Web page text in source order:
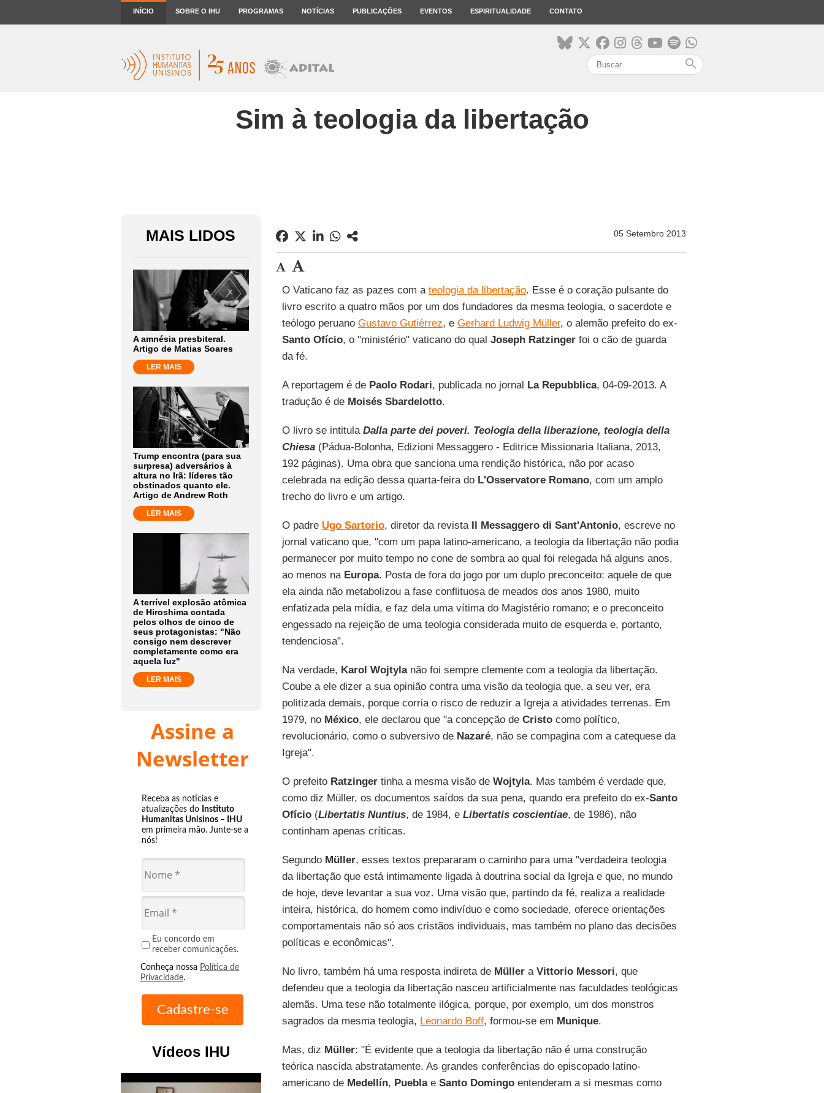
INÍCIO SOBRE O IHU PROGRAMAS NOTÍCIAS PUBLICAÇÕES EVENTOS ESPIRITUALIDADE CONTATO
search
Sim à teologia da libertação
MAIS LIDOS
A amnésia presbiteral.
Artigo de Matias Soares
LER MAIS
Trump encontra (para sua
surpresa) adversários à
altura no Irã: líderes tão
obstinados quanto ele.
Artigo de Andrew Roth
LER MAIS
A terrível explosão atômica
de Hiroshima contada
pelos olhos de cinco de
seus protagonistas: "Não
consigo nem descrever
completamente como era
aquela luz"
LER MAIS
Assine a
Newsletter
Receba as notícias e
atualizações do Instituto
Humanitas Unisinos – IHU
em primeira mão. Junte-se a
nós!
Eu concordo em
receber comunicações.
Conheça nossa Política de
Privacidade.
Vídeos IHU
05 Setembro 2013
O Vaticano faz as pazes com a teologia da libertação. Esse é o coração pulsante do
livro escrito a quatro mãos por um dos fundadores da mesma teologia, o sacerdote e
teólogo peruano Gustavo Gutiérrez, e Gerhard Ludwig Müller, o alemão prefeito do ex-
Santo Ofício, o "ministério" vaticano do qual Joseph Ratzingerfoi o cão de guarda
da fé.
A reportagem é de Paolo Rodari, publicada no jornal La Repubblica, 04-09-2013. A
tradução é de Moisés Sbardelotto.
O livro se intitula Dalla parte dei poveri. Teologia della liberazione, teologia della
Chiesa (Pádua-Bolonha, Edizioni Messaggero - Editrice Missionaria Italiana, 2013,
192 páginas). Uma obra que sanciona uma rendição histórica, não por acaso
celebrada na edição dessa quarta-feira do L'Osservatore Romano, com um amplo
trecho do livro e um artigo.
O padre Ugo Sartorio, diretor da revista Il Messaggero di Sant'Antonio, escreve no
jornal vaticano que, "com um papa latino-americano, a teologia da libertação não podia
permanecer por muito tempo no cone de sombra ao qual foi relegada há alguns anos,
ao menos na Europa. Posta de fora do jogo por um duplo preconceito: aquele de que
ela ainda não metabolizou a fase conflituosa de meados dos anos 1980, muito
enfatizada pela mídia, e faz dela uma vítima do Magistério romano; e o preconceito
engessado na rejeição de uma teologia considerada muito de esquerda e, portanto,
tendenciosa".
Na verdade, Karol Wojtylanão foi sempre clemente com a teologia da libertação.
Coube a ele dizer a sua opinião contra uma visão da teologia que, a seu ver, era
politizada demais, porque corria o risco de reduzir a Igreja a atividades terrenas. Em
1979, no México, ele declarou que "a concepção de Cristocomo político,
revolucionário, como o subversivo de Nazaré, não se compagina com a catequese da
Igreja".
O prefeito Ratzingertinha a mesma visão de Wojtyla. Mas também é verdade que,
como diz Müller, os documentos saídos da sua pena, quando era prefeito do ex-Santo
Ofício(Libertatis Nuntius, de 1984, e Libertatis coscientiae, de 1986), não
continham apenas críticas.
Segundo Müller, esses textos prepararam o caminho para uma "verdadeira teologia
da libertação que está intimamente ligada à doutrina social da Igreja e que, no mundo
de hoje, deve levantar a sua voz. Uma visão que, partindo da fé, realiza a realidade
inteira, histórica, do homem como indivíduo e como sociedade, oferece orientações
comportamentais não só aos cristãos individuais, mas também no plano das decisões
políticas e econômicas".
No livro, também há uma resposta indireta de Müllera Vittorio Messori, que
defendeu que a teologia da libertação nasceu artificialmente nas faculdades teológicas
alemãs. Uma tese não totalmente ilógica, porque, por exemplo, um dos monstros
sagrados da mesma teologia, Leonardo Boff, formou-se em Munique.
Mas, diz Müller: "É evidente que a teologia da libertação não é uma construção
teórica nascida abstratamente. As grandes conferências do episcopado latino-
americano de Medellín, Pueblae Santo Domingoentenderam a si mesmas como